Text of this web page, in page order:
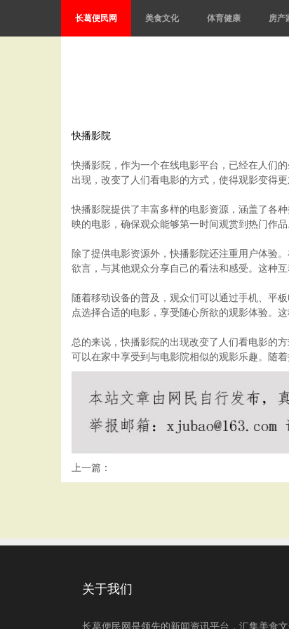
长葛便民网 美食文化 体育健康 房产
快播影院
快播影院，作为一个在线电影平台，已经在人们
出现，改变了人们看电影的方式，使得观影变得更
快播影院提供了丰富多样的电影资源，涵盖了各
映的电影，确保观众能够第一时间观赏到热门作
除了提供电影资源外，快播影院还注重用户体验
欲言，与其他观众分享自己的看法和感受。这种
随着移动设备的普及，观众们可以通过手机、平
点选择合适的电影，享受随心所欲的观影体验。
总的来说，快播影院的出现改变了人们看电影的
可以在家中享受到与电影院相似的观影乐趣。随
上一篇：
关于我们
长葛便民网是领先的新闻资讯平台，汇集美食